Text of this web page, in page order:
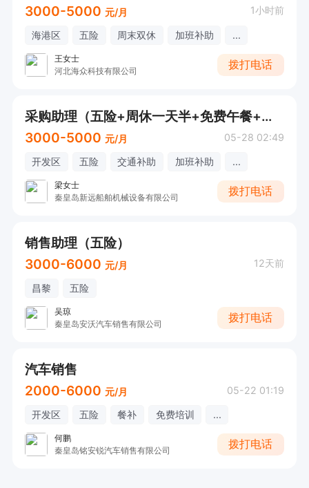
3000-5000 元/月 1小时前
海港区 五险 周末双休 加班补助 ...
王女士
河北海众科技有限公司
拨打电话
采购助理（五险+周休一天半+免费午餐+免费班车）
3000-5000 元/月 05-28 02:49
开发区 五险 交通补助 加班补助 ...
梁女士
秦皇岛新远船舶机械设备有限公司
拨打电话
销售助理（五险）
3000-6000 元/月 12天前
昌黎 五险
吴琼
秦皇岛安沃汽车销售有限公司
拨打电话
汽车销售
2000-6000 元/月 05-22 01:19
开发区 五险 餐补 免费培训 ...
何鹏
秦皇岛铭安锐汽车销售有限公司
拨打电话